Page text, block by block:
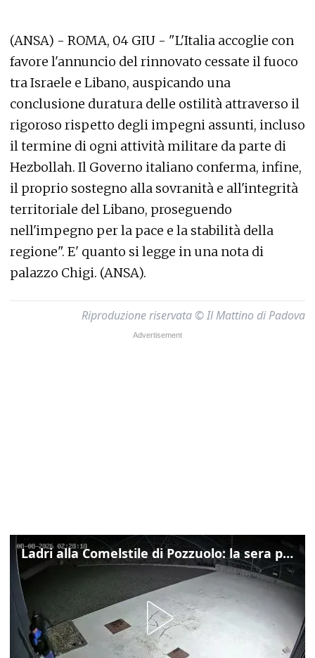
(ANSA) - ROMA, 04 GIU - "L'Italia accoglie con
favore l'annuncio del rinnovato cessate il fuoco
tra Israele e Libano, auspicando una
conclusione duratura delle ostilità attraverso il
rigoroso rispetto degli impegni assunti, incluso
il termine di ogni attività militare da parte di
Hezbollah. Il Governo italiano conferma, infine,
il proprio sostegno alla sovranità e all'integrità
territoriale del Libano, proseguendo
nell'impegno per la pace e la stabilità della
regione". E' quanto si legge in una nota di
palazzo Chigi. (ANSA).
Riproduzione riservata © Il Mattino di Padova
Ladri alla Comelstile di Pozzuolo: la sera prima il tentato furto a Buja, ecco le immagini